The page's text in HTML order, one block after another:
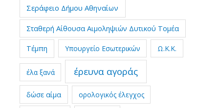
Σεράφειο Δήμου Αθηναίων
Σταθερή Αίθουσα Αιμοληψιών Δυτικού Τομέα
Τέμπη Υπουργείο Εσωτερικών Ω.Κ.Κ.
έλα ξανά έρευνα αγοράς
δώσε αίμα ορολογικός έλεγχος